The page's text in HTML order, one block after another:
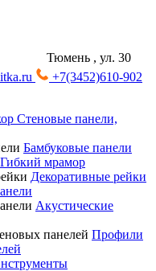
Тюмень , ул. 30
+7(3452)610-902
Стеновые панели,
Бамбуковые панели
Гибкий мрамор
Декоративные рейки
Акустические
Профили